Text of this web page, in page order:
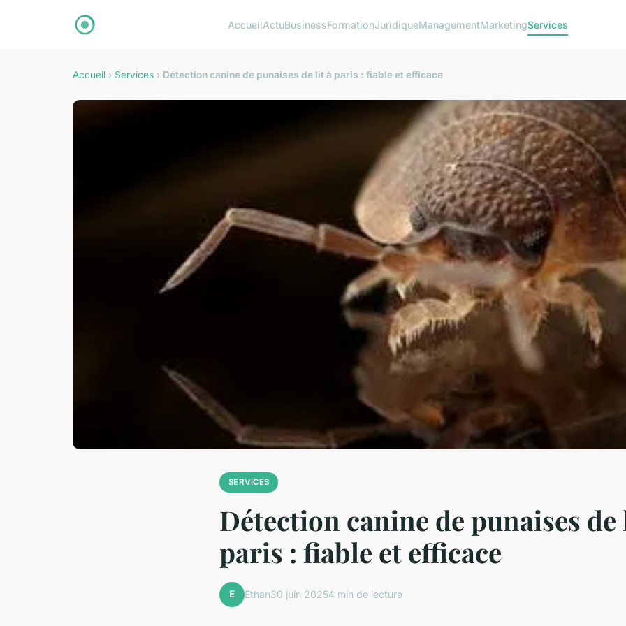
AccueilActuBusinessFormationJuridiqueManagementMarketingServices
Accueil › Services › Détection canine de punaises de lit à paris : fiable et efficace
SERVICES
Détection canine de punaises
paris : fiable et efficace
E Ethan30 juin 20254 min de lecture